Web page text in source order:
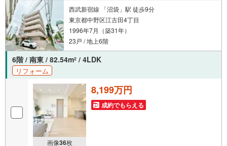
西武新宿線 「沼袋」駅 徒歩9分
東京都中野区江古田4丁目
1996年7月（築31年）
23戸 / 地上6階
6階 / 南東 / 82.54m2 / 4LDK
リフォーム
画像36枚
8,199万円
成約でもらえる